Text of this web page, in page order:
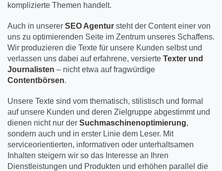
komplizierte Themen handelt.
Auch in unserer SEO Agentur steht der Content einer von
uns zu optimierenden Seite im Zentrum unseres Schaffens.
Wir produzieren die Texte für unsere Kunden selbst und
verlassen uns dabei auf erfahrene, versierte Texter und
Journalisten – nicht etwa auf fragwürdige
Contentbörsen.
Unsere Texte sind vom thematisch, stilistisch und formal
auf unsere Kunden und deren Zielgruppe abgestimmt und
dienen nicht nur der Suchmaschinenoptimierung,
sondern auch und in erster Linie dem Leser. Mit
serviceorientierten, informativen oder unterhaltsamen
Inhalten steigern wir so das Interesse an Ihren
Dienstleistungen und Produkten und erhöhen parallel die